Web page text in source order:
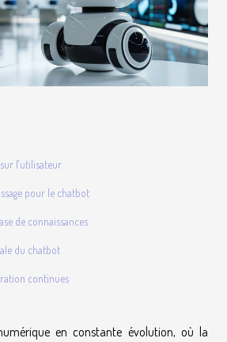
l'utilisateur
pour le chatbot
de connaissances
du chatbot
continues
en constante évolution, où la